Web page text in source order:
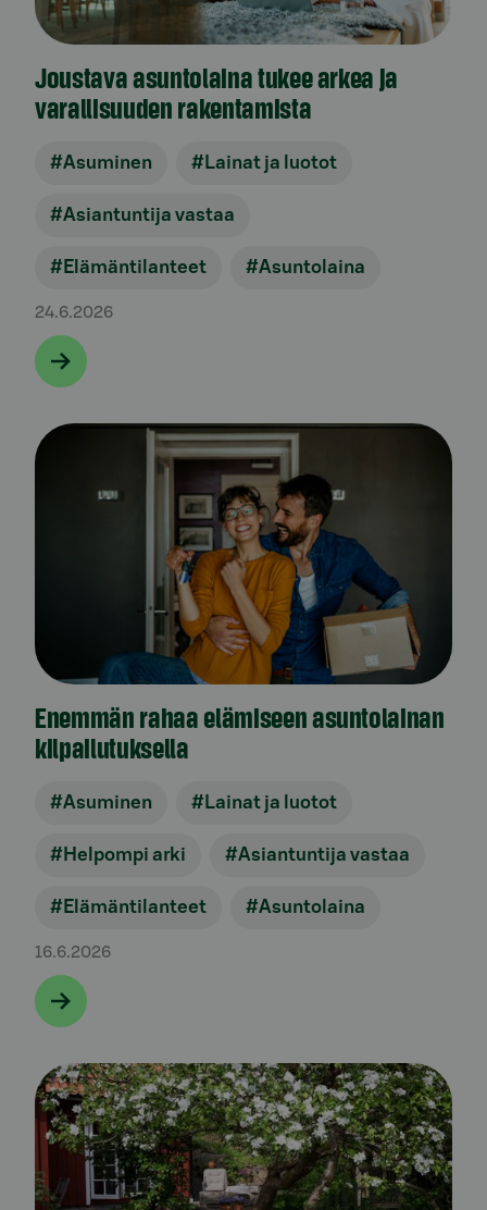
Joustava asuntolaina tukee arkea ja
varallisuuden rakentamista
#Asuminen #Lainat ja luotot
#Asiantuntija vastaa
#Elämäntilanteet #Asuntolaina
24.6.2026
Enemmän rahaa elämiseen asuntolainan
kilpailutuksella
#Asuminen #Lainat ja luotot
#Helpompi arki #Asiantuntija vastaa
#Elämäntilanteet #Asuntolaina
16.6.2026